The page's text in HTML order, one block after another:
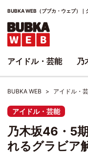
BUBKA WEB（ブブカ・ウェブ）｜
BUBKA WEB アイドル・
アイドル・芸能
乃木坂46・5
れるグラビア
アイドル・芸能 乃